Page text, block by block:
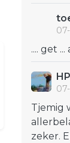
.... get ...
HP
Tjemig
zeker.